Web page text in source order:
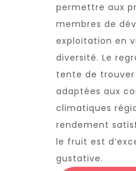
permettre aux
membres de
exploitation en
diversité. Le
tente de
adaptées aux
climatiques
rendement
le fruit est
gustative.